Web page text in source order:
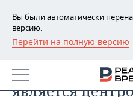
Вы были автоматически
версию.
Перейти на полную версию
РЕГИОНЫ
БАШКОРТОСТАН
НОВОСТИ
Рустам
является